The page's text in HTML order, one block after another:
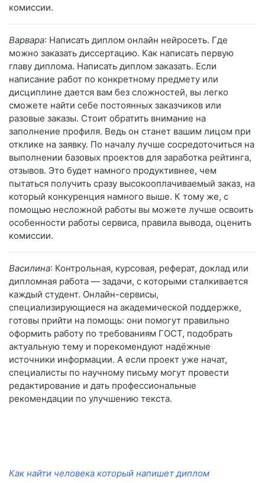
комиссии.
Варвара: Написать диплом онлайн нейросеть. Где
можно заказать диссертацию. Как написать первую
главу диплома. Написать диплом заказать. Если
написание работ по конкретному предмету или
дисциплине дается вам без сложностей, вы легко
сможете найти себе постоянных заказчиков или
разовые заказы. Стоит обратить внимание на
заполнение профиля. Ведь он станет вашим лицом при
отклике на заявку. По началу лучше сосредоточиться на
выполнении базовых проектов для заработка рейтинга,
отзывов. Это будет намного продуктивнее, чем
пытаться получить сразу высокооплачиваемый заказ, на
который конкуренция намного выше. К тому же, с
помощью несложной работы вы можете лучше освоить
особенности работы сервиса, правила вывода, оценить
комиссии.
Василина: Контрольная, курсовая, реферат, доклад или
дипломная работа — задачи, с которыми сталкивается
каждый студент. Онлайн-сервисы,
специализирующиеся на академической поддержке,
готовы прийти на помощь: они помогут правильно
оформить работу по требованиям ГОСТ, подобрать
актуальную тему и порекомендуют надёжные
источники информации. А если проект уже начат,
специалисты по научному письму могут провести
редактирование и дать профессиональные
рекомендации по улучшению текста.
Как найти человека который напишет диплом